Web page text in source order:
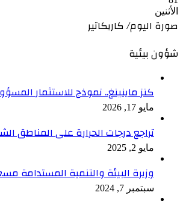
الأثنين
صورة اليوم/ كاريكاتير
شؤون بيئية
كنز ماينينغ.. نموذج للاستثمار
مايو 17, 2026
تراجع درجات الحرارة على المناطق
مايو 2, 2025
وزيرة البيئة والتنمية المستدامة
سبتمبر 7, 2024